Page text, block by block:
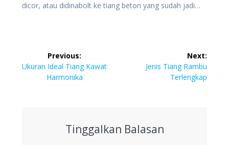
dicor, atau didinabolt ke tiang beton yang sudah jadi…
Navigasi
pos
Previous:
Previous
Ukuran Ideal Tiang Kawat
Harmonika
Next:
Next
Jenis Tiang Rambu
Terlengkap
Tinggalkan Balasan